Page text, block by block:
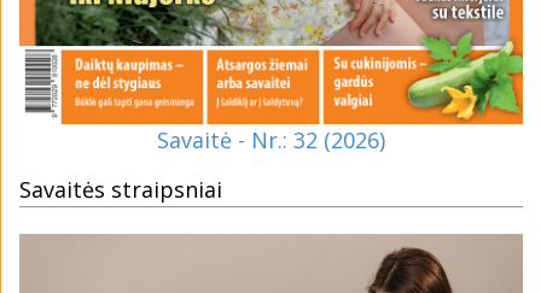
Savaitė - Nr.: 32 (2026)
Savaitės straipsniai